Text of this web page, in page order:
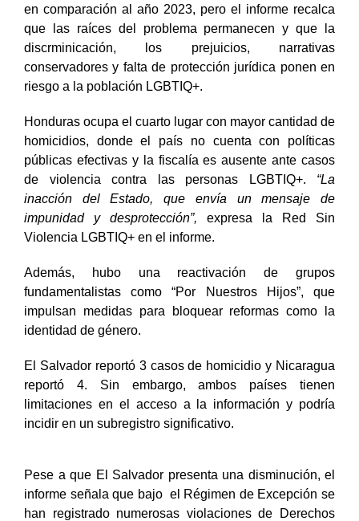
en comparación al año 2023, pero el informe recalca
que las raíces del problema permanecen y que la
discrminicación, los prejuicios, narrativas
conservadores y falta de protección jurídica ponen en
riesgo a la población LGBTIQ+.
Honduras ocupa el cuarto lugar con mayor cantidad de
homicidios, donde el país no cuenta con políticas
públicas efectivas y la fiscalía es ausente ante casos
de violencia contra las personas LGBTIQ+. “La
inacción del Estado, que envía un mensaje de
impunidad y desprotección”, expresa la Red Sin
Violencia LGBTIQ+ en el informe.
Además, hubo una reactivación de grupos
fundamentalistas como “Por Nuestros Hijos”, que
impulsan medidas para bloquear reformas como la
identidad de género.
El Salvador reportó 3 casos de homicidio y Nicaragua
reportó 4. Sin embargo, ambos países tienen
limitaciones en el acceso a la información y podría
incidir en un subregistro significativo.
Pese a que El Salvador presenta una disminución, el
informe señala que bajo el Régimen de Excepción se
han registrado numerosas violaciones de Derechos